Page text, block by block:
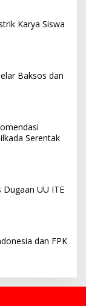
Karya Siswa
Baksos dan
Serentak
Dugaan UU ITE
dan FPK